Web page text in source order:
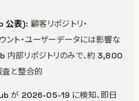
公表): 顧客リポジトリ・
ト・ユーザーデータには影響な
内部リポジトリのみで、約 3,800
と整合的
が 2026-05-19 に検知、即日